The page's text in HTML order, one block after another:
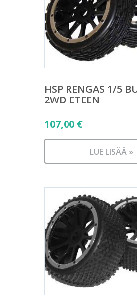
HSP RENGAS 1/5
2WD ETEEN
107,00 €
LUE LISÄÄ »